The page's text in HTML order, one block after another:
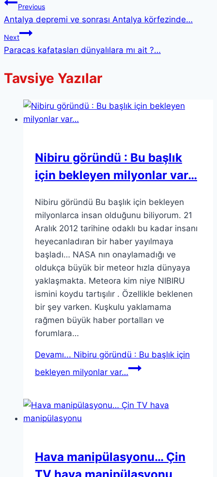
Previous
Antalya depremi ve sonrası Antalya körfezinde…
Next
Paracas kafatasları dünyalılara mı ait ?…
Tavsiye Yazılar
Nibiru göründü : Bu başlık
için bekleyen milyonlar var…
Nibiru göründü Bu başlık için bekleyen
milyonlarca insan olduğunu biliyorum. 21
Aralık 2012 tarihine odaklı bu kadar insanı
heyecanladıran bir haber yayılmaya
başladı… NASA nın onaylamadığı ve
oldukça büyük bir meteor hızla dünyaya
yaklaşmakta. Meteora kim niye NIBIRU
ismini koydu tartışılır . Özellikle beklenen
bir şey varken. Kuşkulu yaklamama
rağmen büyük haber portalları ve
forumlara…
Devamı... Nibiru göründü : Bu başlık için
bekleyen milyonlar var…
Hava manipülasyonu… Çin